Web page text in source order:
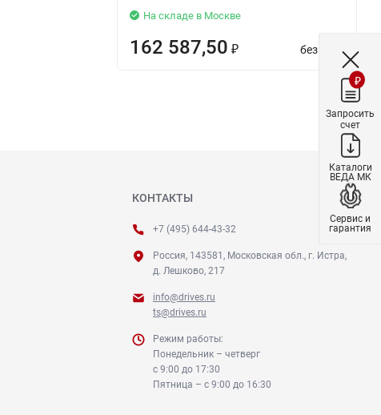
На складе в Москве
162 587,50 ₽ без НДС
КОНТАКТЫ
+7 (495) 644-43-32
Россия, 143581, Московская обл., г. Истра,
д. Лешково, 217
info@drives.ru
ts@drives.ru
Режим работы:
Понедельник – четверг
с 9:00 до 17:30
Пятница – с 9:00 до 16:30
₽
Запросить
счет
Каталоги
ВЕДА МК
Сервис и
гарантия